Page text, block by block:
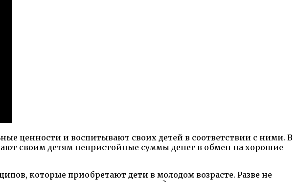
ценности и воспитывают своих детей в соответствии с ними. В
своим детям непристойные суммы денег в обмен на хорошие
которые приобретают дети в молодом возрасте. Разве не